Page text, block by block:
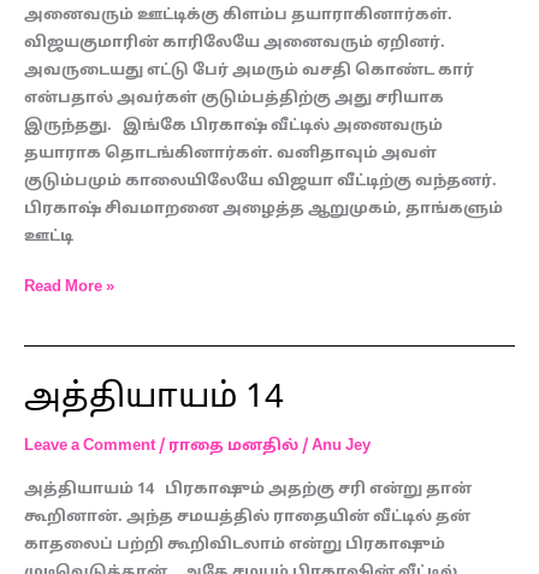
அனைவரும் ஊட்டிக்கு கிளம்ப தயாராகினார்கள்.
விஜயகுமாரின் காரிலேயே அனைவரும் ஏறினர்.
அவருடையது எட்டு பேர் அமரும் வசதி கொண்ட கார்
என்பதால் அவர்கள் குடும்பத்திற்கு அது சரியாக
இருந்தது. இங்கே பிரகாஷ் வீட்டில் அனைவரும்
தயாராக தொடங்கினார்கள். வனிதாவும் அவள்
குடும்பமும் காலையிலேயே விஜயா வீட்டிற்கு வந்தனர்.
பிரகாஷ் சிவமாறனை அழைத்த ஆறுமுகம், தாங்களும்
ஊட்டி
Read More »
அத்தியாயம் 14
Leave a Comment/ ராதை மனதில்/Anu Jey
அத்தியாயம் 14 பிரகாஷும் அதற்கு சரி என்று தான்
கூறினான். அந்த சமயத்தில் ராதையின் வீட்டில் தன்
காதலைப் பற்றி கூறிவிடலாம் என்று பிரகாஷும்
அத்தியாயம்
14